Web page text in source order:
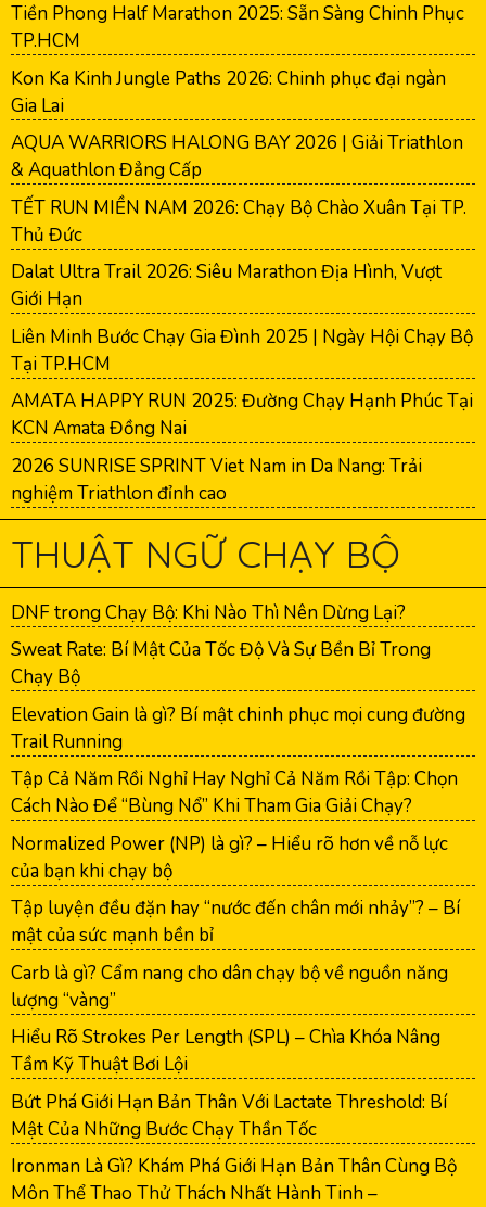
Tiền Phong Half Marathon 2025: Sẵn Sàng Chinh Phục
TP.HCM
Kon Ka Kinh Jungle Paths 2026: Chinh phục đại ngàn
Gia Lai
AQUA WARRIORS HALONG BAY 2026 | Giải Triathlon
& Aquathlon Đẳng Cấp
TẾT RUN MIỀN NAM 2026: Chạy Bộ Chào Xuân Tại TP.
Thủ Đức
Dalat Ultra Trail 2026: Siêu Marathon Địa Hình, Vượt
Giới Hạn
Liên Minh Bước Chạy Gia Đình 2025 | Ngày Hội Chạy Bộ
Tại TP.HCM
AMATA HAPPY RUN 2025: Đường Chạy Hạnh Phúc Tại
KCN Amata Đồng Nai
2026 SUNRISE SPRINT Viet Nam in Da Nang: Trải
nghiệm Triathlon đỉnh cao
THUẬT NGỮ CHẠY BỘ
DNF trong Chạy Bộ: Khi Nào Thì Nên Dừng Lại?
Sweat Rate: Bí Mật Của Tốc Độ Và Sự Bền Bỉ Trong
Chạy Bộ
Elevation Gain là gì? Bí mật chinh phục mọi cung đường
Trail Running
Tập Cả Năm Rồi Nghỉ Hay Nghỉ Cả Năm Rồi Tập: Chọn
Cách Nào Để “Bùng Nổ” Khi Tham Gia Giải Chạy?
Normalized Power (NP) là gì? – Hiểu rõ hơn về nỗ lực
của bạn khi chạy bộ
Tập luyện đều đặn hay “nước đến chân mới nhảy”? – Bí
mật của sức mạnh bền bỉ
Carb là gì? Cẩm nang cho dân chạy bộ về nguồn năng
lượng “vàng”
Hiểu Rõ Strokes Per Length (SPL) – Chìa Khóa Nâng
Tầm Kỹ Thuật Bơi Lội
Bứt Phá Giới Hạn Bản Thân Với Lactate Threshold: Bí
Mật Của Những Bước Chạy Thần Tốc
Ironman Là Gì? Khám Phá Giới Hạn Bản Thân Cùng Bộ
Môn Thể Thao Thử Thách Nhất Hành Tinh –